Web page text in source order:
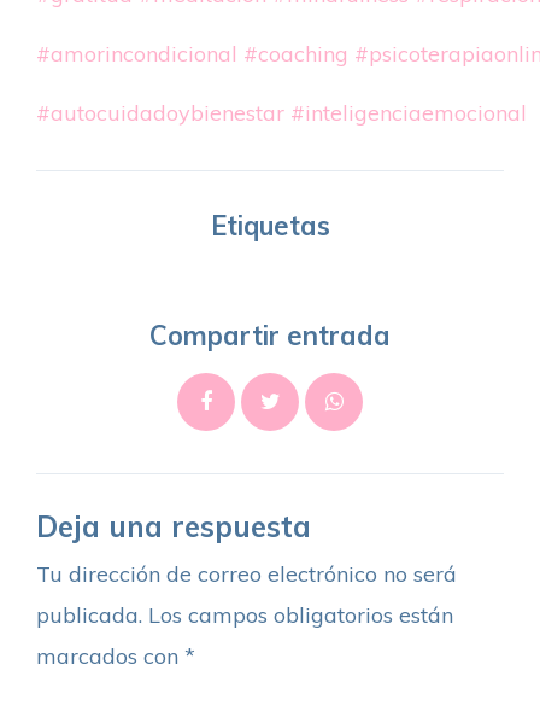
#amorincondicional #coaching
#autocuidadoybienestar #inteligenciaemocional
Etiquetas
Compartir entrada
Deja una respuesta
Tu dirección de correo electrónico no será
publicada. Los campos obligatorios están
marcados con *